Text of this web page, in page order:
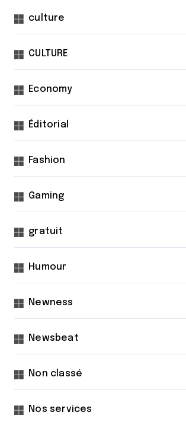
culture
CULTURE
Economy
Éditorial
Fashion
Gaming
gratuit
Humour
Newness
Newsbeat
Non classé
Nos services